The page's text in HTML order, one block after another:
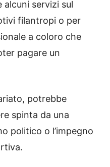
servizi sul
filantropi o per
a coloro che
pagare un
potrebbe
spinta da una
politico o l’impegno